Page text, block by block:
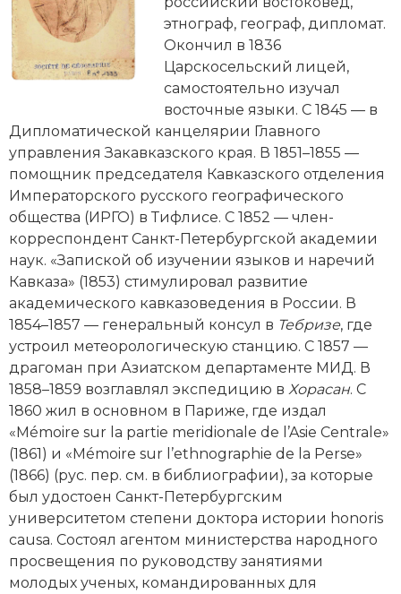
Генеалогия, геральдика
Государство и право
Европа
Историческая география и топонимика
История материальной и духовной культуры
История международных отношений
История, философия, теория и методология
исторического знания
Итория международных отношений
Латинская Америка
Новая история
Новейшая история
Нумизматика
Образование
Общественные объединения и организации
этнограф, географ, дипломат.
Окончил в 1836
Царскосельский лицей,
самостоятельно изучал
восточные языки. С 1845 — в
Дипломатической канцелярии Главного
управления Закавказского края. В 1851–1855 —
помощник председателя Кавказского отделения
Императорского русского географического
общества (ИРГО) в Тифлисе. С 1852 — член-
корреспондент Санкт-Петербургской академии
наук. «Запиской об изучении языков и наречий
Кавказа» (1853) стимулировал развитие
академического кавказоведения в России. В
1854–1857 — генеральный консул в Тебризе, где
устроил метеорологическую станцию. С 1857 —
драгоман при Азиатском департаменте МИД. В
1858–1859 возглавлял экспедицию в Хорасан. С
1860 жил в основном в Париже, где издал
«Mémoire sur la partie meridionale de l’Asie Centrale»
(1861) и «Mémoire sur l’ethnographie de la Perse»
(1866) (рус. пер. см. в библиографии), за которые
был удостоен Санкт-Петербургским
университетом степени доктора истории honoris
causa. Состоял агентом министерства народного
просвещения по руководству занятиями
молодых ученых, командированных для